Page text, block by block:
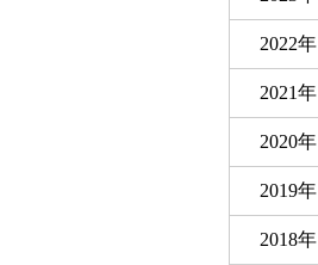
2022年
2021年
2020年
2019年
2018年